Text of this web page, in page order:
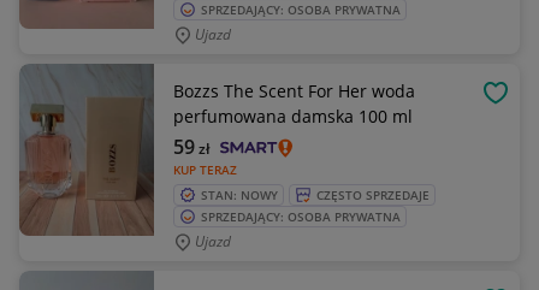
SPRZEDAJĄCY: OSOBA PRYWATNA
Ujazd
Bozzs The Scent For Her woda
perfumowana damska 100 ml
KUP TERAZ
59zł
STAN: NOWY
CZĘSTO SPRZEDAJE
SPRZEDAJĄCY: OSOBA PRYWATNA
Ujazd